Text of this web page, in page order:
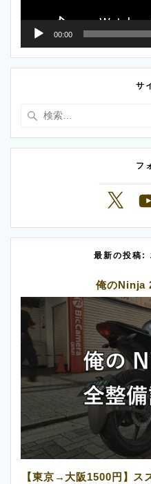
00:00
サ
フ
X
最新の投稿:
俺のNinja
【東京→大阪1500円】ス